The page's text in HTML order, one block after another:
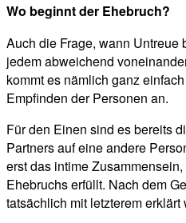
Wo beginnt der Ehebruch?
Auch die Frage, wann Untreue
jedem abweichend
kommt es nämlich ganz
Empfinden der Personen an.
Für den Einen sind es bereits
Partners auf eine andere
erst das intime
Ehebruchs erfüllt. Nach dem
tatsächlich mit letzterem erklärt